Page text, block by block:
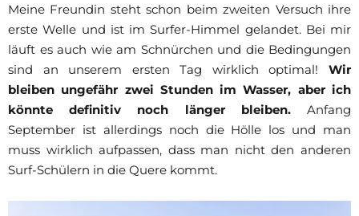
Meine Freundin steht schon beim zweiten Versuch ihre
erste Welle und ist im Surfer-Himmel gelandet. Bei mir
läuft es auch wie am Schnürchen und die Bedingungen
sind an unserem ersten Tag wirklich optimal! Wir
bleiben ungefähr zwei Stunden im Wasser, aber ich
könnte definitiv noch länger bleiben.Anfang
September ist allerdings noch die Hölle los und man
muss wirklich aufpassen, dass man nicht den anderen
Surf-Schülern in die Quere kommt.